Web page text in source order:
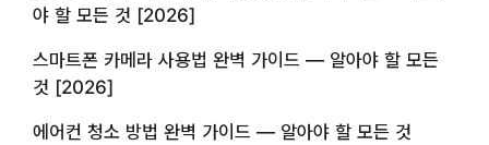
야 할 모든 것 [2026]
스마트폰 카메라 사용법 완벽 가이드 — 알아야 할 모든
것 [2026]
에어컨 청소 방법 완벽 가이드 — 알아야 할 모든 것